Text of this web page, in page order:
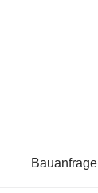
Bauanfrage